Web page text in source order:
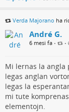
Verda Majorano ha
André G.
6 mesi fa • •
Mi lernas la angla
legas anglan
legas la
mi tute
elementojn.